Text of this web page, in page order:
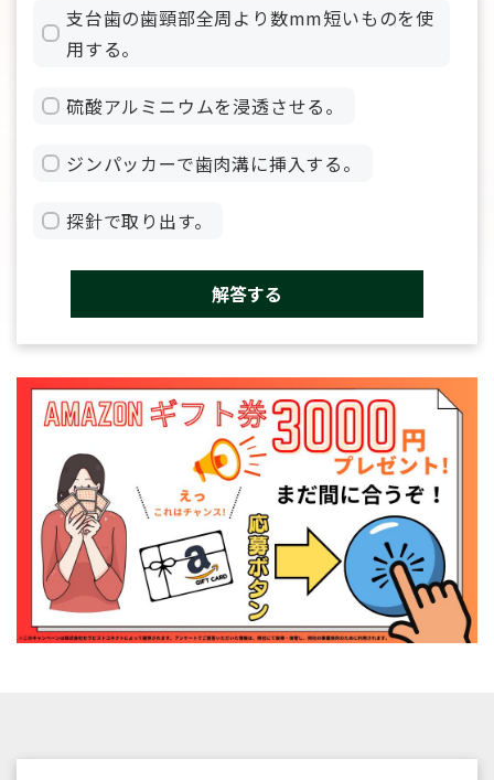
支台歯の歯頸部全周より数mm短いものを使
用する。
硫酸アルミニウムを浸透させる。
ジンパッカーで歯肉溝に挿入する。
探針で取り出す。
解答する